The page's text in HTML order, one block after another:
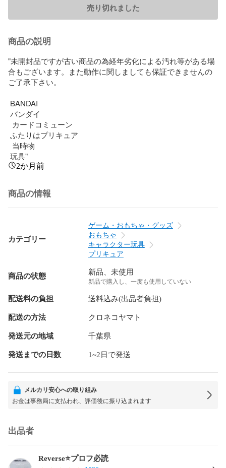
売り切れました
商品の説明
"未開封品ですが古い商品の為経年劣化による汚れ等がある場
合もございます。また動作に関しましても保証できませんの
ご了承下さい。
玩具"
2か月前
商品の情報
カテゴリー
ゲーム・おもちゃ・グッズ
おもちゃ
キャラクター玩具
プリキュア
商品の状態 新品、未使用
新品で購入し、一度も使用していない
配送料の負担 送料込み(出品者負担)
配送の方法 クロネコヤマト
発送元の地域 千葉県
発送までの日数 1~2日で発送
メルカリ安心への取り組み
お金は事務局に支払われ、評価後に振り込まれます
出品者
Reverse⭐️プロフ必読